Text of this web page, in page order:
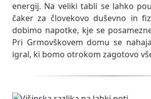
energij. Na veliki tabli se lahko
čaker za človekovo duševno in
dobimo napotke, kje se
Pri Grmovškovem domu se
igral, ki bomo otrokom zagotovo